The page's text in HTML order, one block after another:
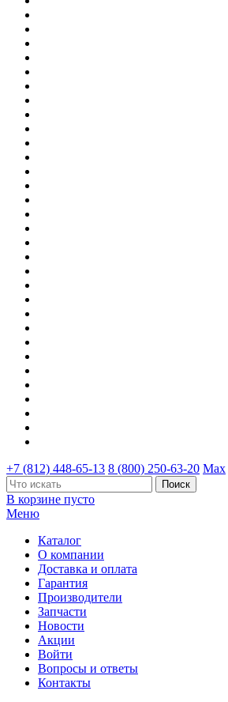
+7 (812) 448-65-13 8 (800) 250-63-20 Max
В корзине пусто
Меню
Каталог
О компании
Доставка и оплата
Гарантия
Производители
Запчасти
Новости
Акции
Войти
Вопросы и ответы
Контакты